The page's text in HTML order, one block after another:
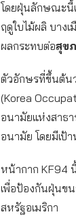
โดยฝุ่นลักษณะนี้เ
ฤดูใบไม้ผลิ บาง
ผลกระทบต่อสุข
ตัวอักษรที่ขึ้นต้น
(Korea
อนามัยแห่งสาธ
อนามัย โดยมีเป้
หน้ากาก KF94
เพื่อป้องกันฝุ่นขน
สหรัฐอเมริกา